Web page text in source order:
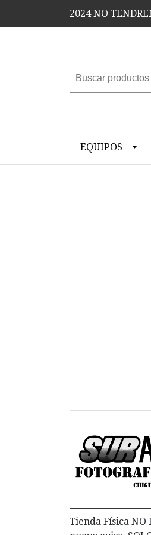
2024 NO
EQUIPOS
Tienda Física NO